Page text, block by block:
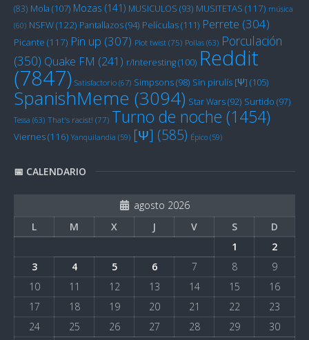
(83) Mola (107) Mozas (141) MUSICULOS (93) MUSITETAS (117) música
(60) NSFW(122) Pantallazos(94) Películas(111) Perrete (304)
Picante (117) Pin up (307) Plot twist (75) Pollas (63) Porculación
(350) Quake FM (241) r/Interesting(100) Reddit
(7847) Satisfactorio (67) Simpsons(98) Sin pirulís [Ψ] (105)
SpanishMeme (3094) Star Wars(92) Surtido (97)
Tessa (63) That's racist! (77) Turno de noche (1454)
Viernes(116) Yanquilandia (59) [Ψ] (585) Épico (59)
📅 CALENDARIO
agosto 2026
L
M X J V S
D
1
2
3
4 5 6 7 8
9
10
11 12 13 14 15
16
17
18 19 20 21 22
23
24
25 26 27 28 29
30